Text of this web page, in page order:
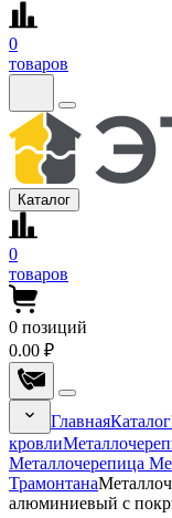
0
товаров
Каталог
0
товаров
0 позиций
0.00 ₽
ГлавнаяКаталог
кровли
Металлочерепица
Трамонтана
алюминиевый с